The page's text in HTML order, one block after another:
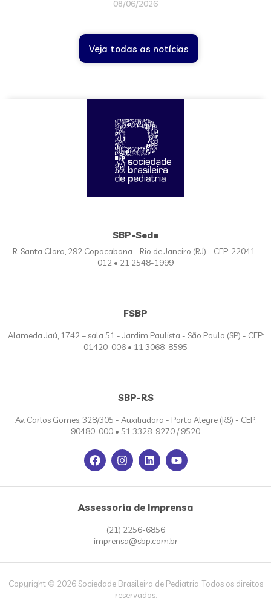
08/06/2026
Veja todas as notícias
SBP-Sede
R. Santa Clara, 292 Copacabana - Rio de Janeiro (RJ) - CEP: 22041-
012 • 21 2548-1999
FSBP
Alameda Jaú, 1742 – sala 51 - Jardim Paulista - São Paulo (SP) - CEP:
01420-006 • 11 3068-8595
SBP-RS
Av. Carlos Gomes, 328/305 - Auxiliadora - Porto Alegre (RS) - CEP:
90480-000 • 51 3328-9270 / 9520
Assessoria de Imprensa
(21) 2256-6856
imprensa@sbp.com.br
Copyright © 2026 Sociedade Brasileira de Pediatria. Todos os direitos
reservados.